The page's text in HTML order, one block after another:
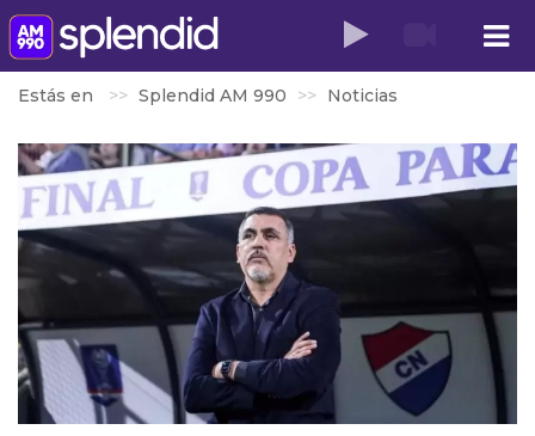
Estás en Splendid AM 990 Noticias